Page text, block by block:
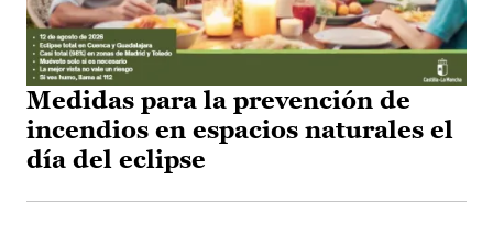
Medidas para la prevención de
incendios en espacios naturales el
día del eclipse